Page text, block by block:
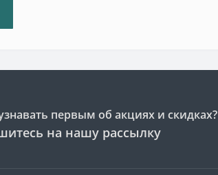
первым об акциях и скидках?
на нашу рассылку